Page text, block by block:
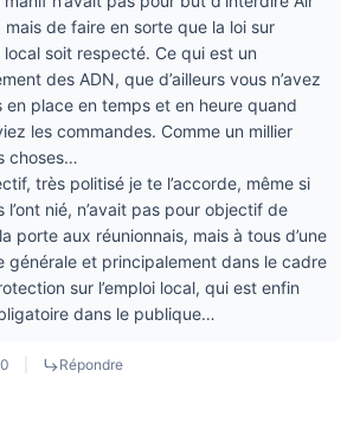
mais de faire en sorte que la loi sur
local soit respecté. Ce qui est un
des ADN, que d’ailleurs vous n’avez
en place en temps et en heure quand
les commandes. Comme un millier
choses…
très politisé je te l’accorde, même si
l’ont nié, n’avait pas pour objectif de
porte aux réunionnais, mais à tous d’une
générale et principalement dans le cadre
sur l’emploi local, qui est enfin
dans le publique…
0 Répondre